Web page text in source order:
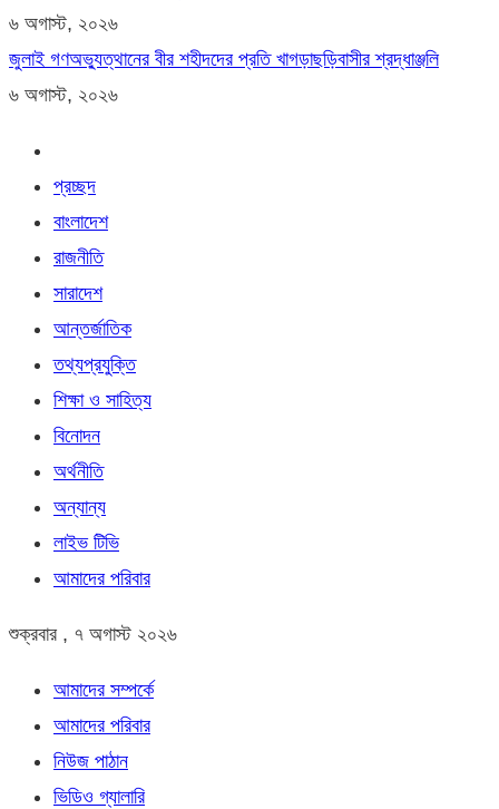
৬ অগাস্ট, ২০২৬
জুলাই গণঅভ্যুত্থানের বীর শহীদদের প্রতি খাগড়াছড়িবাসীর শ্রদ্ধাঞ্জলি
৬ অগাস্ট, ২০২৬
প্রচ্ছদ
বাংলাদেশ
রাজনীতি
সারাদেশ
আন্তর্জাতিক
তথ্যপ্রযুক্তি
শিক্ষা ও সাহিত্য
বিনোদন
অর্থনীতি
অন্যান্য
লাইভ টিভি
আমাদের পরিবার
শুক্রবার , ৭ অগাস্ট ২০২৬
আমাদের সম্পর্কে
আমাদের পরিবার
নিউজ পাঠান
ভিডিও গ্যালারি